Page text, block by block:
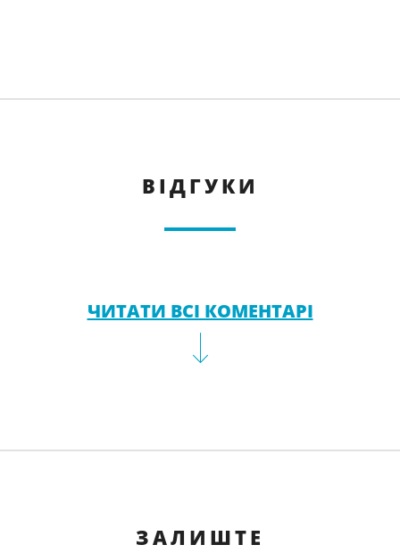
ВІДГУКИ
ЧИТАТИ ВСІ КОМЕНТАРІ
ЗАЛИШТЕ